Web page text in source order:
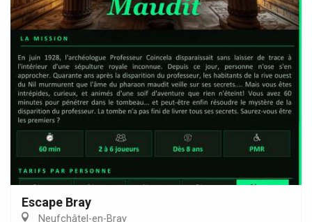
Escape Bray
Neufchâtel-en-Bray